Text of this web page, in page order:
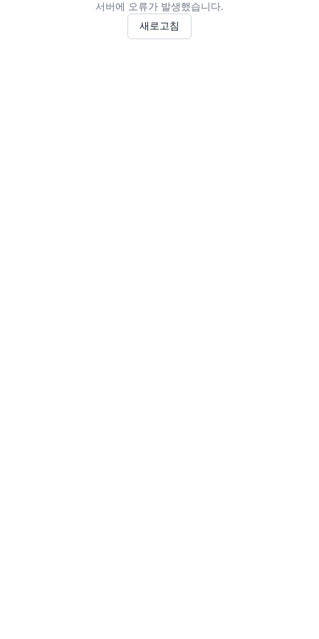
서버에 오류가 발생했습니다.
새로고침